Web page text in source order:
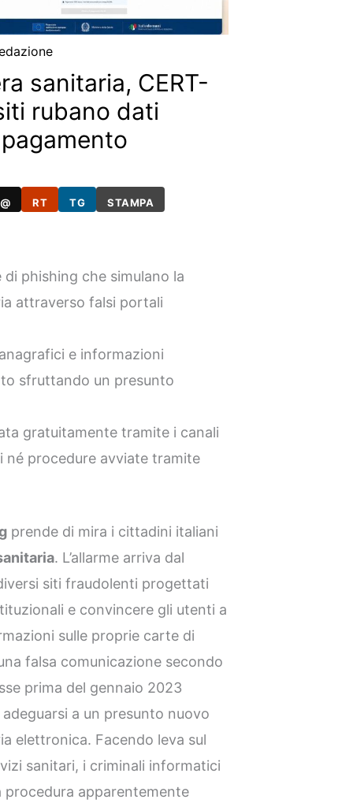
sanitaria, CERT-
rubano dati
@ RT TG STAMPA
phishing che simulano la
attraverso falsi portali
e informazioni
sfruttando un presunto
gratuitamente tramite i canali
né procedure avviate tramite
prende di mira i cittadini italiani
. L’allarme arriva dal
siti fraudolenti progettati
e convincere gli utenti a
sulle proprie carte di
falsa comunicazione secondo
prima del gennaio 2023
a un presunto nuovo
elettronica. Facendo leva sul
sanitari, i criminali informatici
procedura apparentemente